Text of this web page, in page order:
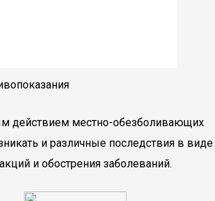
действием местно-обезболивающих
и различные последствия в виде
и обострения заболеваний.